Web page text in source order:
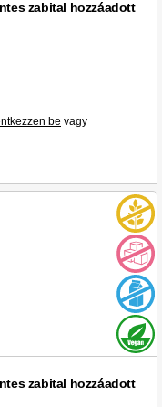
zabital hozzáadott
be vagy
zabital hozzáadott